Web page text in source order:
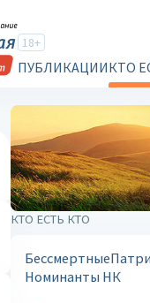
18+
ПУБЛИКАЦИИКТО
КТО ЕСТЬ КТО
Бессмертные
Номинанты НК